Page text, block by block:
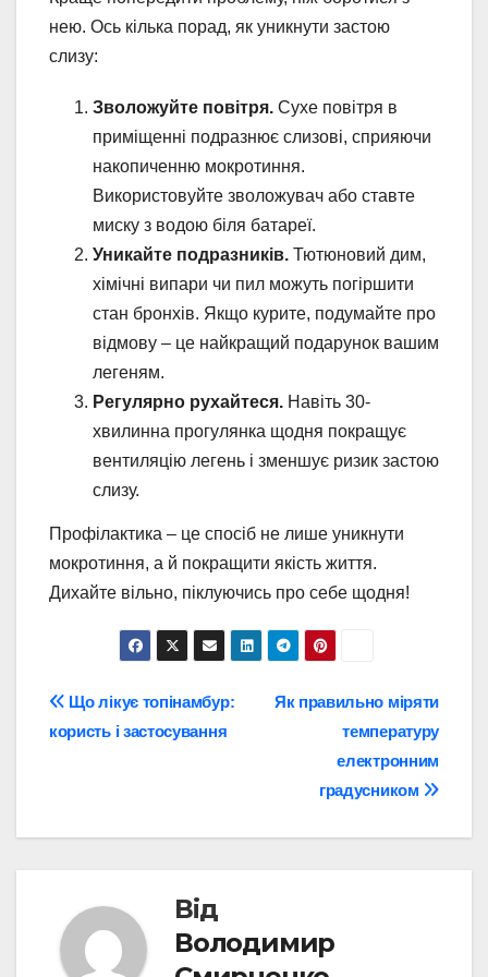
нею. Ось кілька порад, як уникнути застою
слизу:
Зволожуйте повітря. Сухе повітря в
приміщенні подразнює слизові, сприяючи
накопиченню мокротиння.
Використовуйте зволожувач або ставте
миску з водою біля батареї.
Уникайте подразників. Тютюновий дим,
хімічні випари чи пил можуть погіршити
стан бронхів. Якщо курите, подумайте про
відмову – це найкращий подарунок вашим
легеням.
Регулярно рухайтеся. Навіть 30-
хвилинна прогулянка щодня покращує
вентиляцію легень і зменшує ризик застою
слизу.
Профілактика – це спосіб не лише уникнути
мокротиння, а й покращити якість життя.
Дихайте вільно, піклуючись про себе щодня!
Навігація
записів
Як правильно міряти
температуру
електронним
градусником
Що лікує топінамбур:
користь і застосування
Від
Володимир